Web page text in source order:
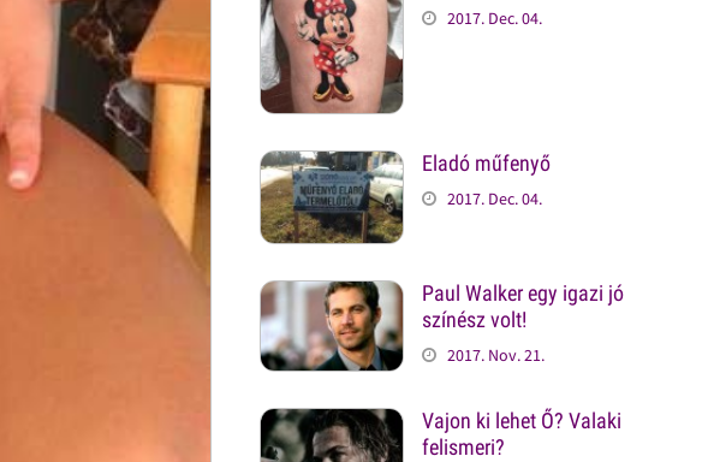
2017. Dec. 04.
Eladó műfenyő
2017. Dec. 04.
Paul Walker egy igazi jó
színész volt!
2017. Nov. 21.
Vajon ki lehet Ő? Valaki
felismeri?